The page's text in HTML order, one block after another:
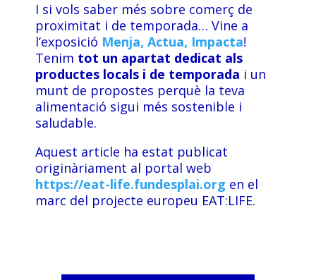
I si vols saber més sobre comerç de
proximitat i de temporada… Vine a
l’exposició Menja, Actua, Impacta!
Tenim tot un apartat dedicat als
productes locals i de temporada i un
munt de propostes perquè la teva
alimentació sigui més sostenible i
saludable.
Aquest article ha estat publicat
originàriament al portal web
https://eat-life.fundesplai.org en el
marc del projecte europeu EAT:LIFE.